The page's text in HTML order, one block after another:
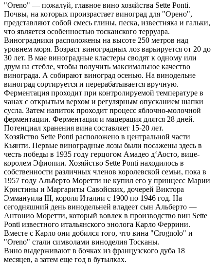
"Oreno" — пожалуй, главное вино хозяйства Sette Ponti.
Почвы, на которых произрастает виноград для "Орено",
представляют собой смесь глины, песка, известняка и гальки,
что является особенностью тосканского терруара.
Виноградники расположены на высоте 250 метров над
уровнем моря. Возраст виноградных лоз варьируется от 20 до
30 лет. В мае виноградные кластеры сводят к одному или
двум на стебле, чтобы получить максимальное качество
винограда. А собирают виноград осенью. На винодельне
виноград сортируется и перерабатывается вручную.
Ферментация проходит при контролируемой температуре в
чанах с открытым верхом и регулярным опусканием шапки
сусла. Затем напиток проходит процесс яблочно-молочной
ферментации. Ферментация и мацерация длятся 28 дней.
Потенциал хранения вина составляет 15-20 лет.
Хозяйство Sette Ponti расположено в центральной части
Кьянти. Первые виноградные лозы были посажены здесь в
честь победы в 1935 году герцогом Амадео д‘Аосто, вице-
королем Эфиопии. Хозяйство Sette Ponti находилось в
собственности различных членов королевской семьи, пока в
1957 году Альберто Моретти не купил его у принцесс Марии
Кристины и Маргариты Савойских, дочерей Виктора
Эммануила III, короля Италии с 1900 по 1946 год. На
сегодняшний день винодельней владеет сын Альберто —
Антонио Моретти, который вовлек в производство вин Sette
Ponti известного итальянского энолога Карло Феррини.
Вместе с Карло они добился того, что вина "Crognolo" и
"Oreno" стали символами виноделия Тосканы.
Вино выдерживают в бочках из французского дуба 18
месяцев, а затем еще год в бутылках.